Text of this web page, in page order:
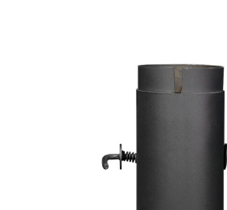
AGREGAR AL CARRITO